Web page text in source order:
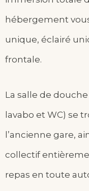
hébergement
unique, éclairé
frontale.
La salle de
lavabo et WC) se
l’ancienne gare,
collectif
repas en toute